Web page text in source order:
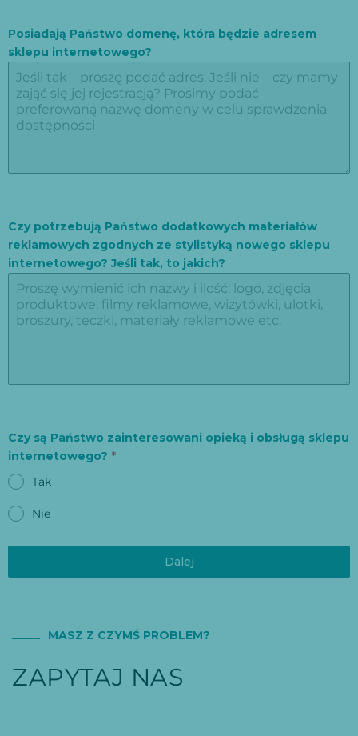
Posiadają Państwo domenę, która będzie adresem
sklepu internetowego?
Czy potrzebują Państwo dodatkowych materiałów
reklamowych zgodnych ze stylistyką nowego sklepu
internetowego? Jeśli tak, to jakich?
Czy są Państwo zainteresowani opieką i obsługą sklepu
internetowego? *
Tak
Nie
Dalej
MASZ Z CZYMŚ PROBLEM?
ZAPYTAJ NAS